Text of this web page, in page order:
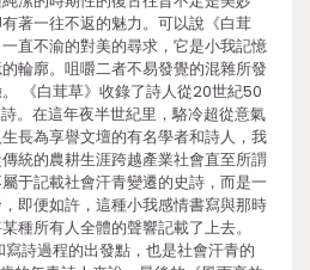
著一往不返的魅力。可以說《白茸
直不渝的對美的尋求，它是小我記憶
輪廓。咀嚼二者不易發覺的混雜所發
《白茸草》收錄了詩人從20世紀50
。在這年夜半世紀里，駱冷超從意氣
長為享譽文壇的有名學者和詩人，我
統的農耕生涯跨越產業社會直至所謂
于記載社會汗青變遷的史詩，而是一
即便如許，這種小我感情書寫與那時
種所有人全體的聲響記載了上去。
詩過程的出發點，也是社會汗青的